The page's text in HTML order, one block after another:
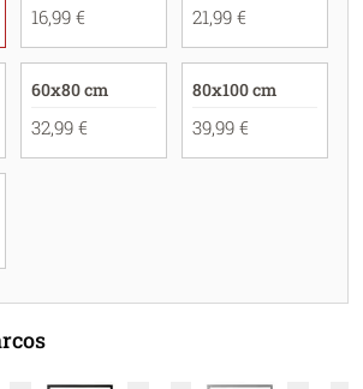
16,99 € 21,99 €
60x80 cm
32,99 €
80x100 cm
39,99 €